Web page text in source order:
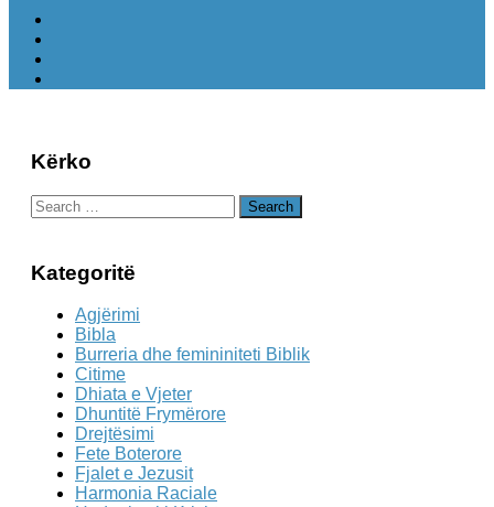
Kërko
Search
for:
Kategoritë
Agjërimi
Bibla
Burreria dhe femininiteti Biblik
Citime
Dhiata e Vjeter
Dhuntitë Frymërore
Drejtësimi
Fete Boterore
Fjalet e Jezusit
Harmonia Raciale